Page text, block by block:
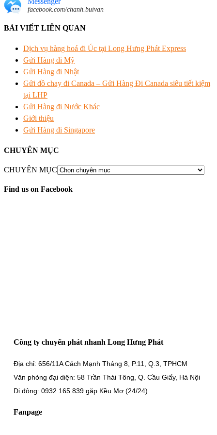
facebook.com/chanh.buivan
BÀI VIẾT LIÊN QUAN
Dịch vụ hàng hoá đi Úc tại Long Hưng Phát Express
Gửi Hàng đi Mỹ
Gửi Hàng đi Nhật
Gửi đồ chay đi Canada – Gửi Hàng Đi Canada siêu tiết kiệm
tại LHP
Gửi Hàng đi Nước Khác
Giới thiệu
Gửi Hàng đi Singapore
CHUYÊN MỤC
CHUYÊN MỤC
Find us on Facebook
Công ty chuyển phát nhanh Long Hưng Phát
Địa chỉ: 656/11A Cách Mạnh Tháng 8, P.11, Q.3, TPHCM
Văn phòng đại diện: 58 Trần Thái Tông, Q. Cầu Giấy, Hà Nội
Di động: 0932 165 839 gặp Kều Mơ (24/24)
Fanpage